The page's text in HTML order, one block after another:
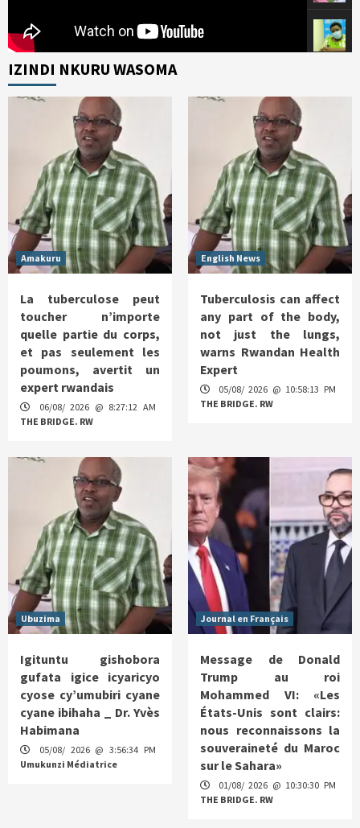
IZINDI NKURU WASOMA
Amakuru
La tuberculose peut
toucher n’importe
quelle partie du corps,
et pas seulement les
poumons, avertit un
expert rwandais
06/08/ 2026 @ 8:27:12 AM
THE BRIDGE. RW
English News
Tuberculosis can affect
any part of the body,
not just the lungs,
warns Rwandan Health
Expert
05/08/ 2026 @ 10:58:13 PM
THE BRIDGE. RW
Ubuzima
Igituntu gishobora
gufata igice icyaricyo
cyose cy’umubiri cyane
cyane ibihaha _ Dr. Yvès
Habimana
05/08/ 2026 @ 3:56:34 PM
Umukunzi Médiatrice
Journal en Français
Message de Donald
Trump au roi
Mohammed VI: «Les
États-Unis sont clairs:
nous reconnaissons la
souveraineté du Maroc
sur le Sahara»
01/08/ 2026 @ 10:30:30 PM
THE BRIDGE. RW